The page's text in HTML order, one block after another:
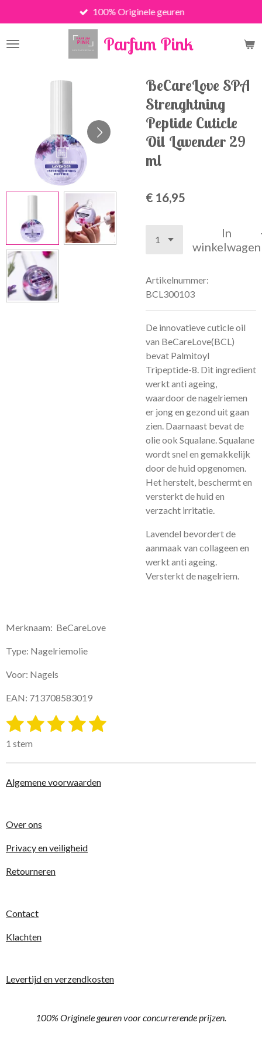
direct
naar
Parfum Pink
100% Originele geuren
BeCareLove SPA
Strenghtning
Peptide Cuticle
Oil Lavender 29
ml
€ 16,95
In
winkelwagen
Artikelnummer:
BCL300103
De innovatieve cuticle oil
van BeCareLove(BCL)
bevat Palmitoyl
Tripeptide-8. Dit ingredient
werkt anti ageing,
waardoor de nagelriemen
er jong en gezond uit gaan
zien. Daarnaast bevat de
olie ook Squalane. Squalane
wordt snel en gemakkelijk
door de huid opgenomen.
Het herstelt, beschermt en
versterkt de huid en
verzacht irritatie.
Lavendel bevordert de
aanmaak van collageen en
werkt anti ageing.
Versterkt de nagelriem.
Merknaam: BeCareLove
Type: Nagelriemolie
Voor: Nagels
EAN: 713708583019
R
a
t
i
n
g
5
s
t
r
n
1
s
t
e
2
s
t
e
e
n
3
t
e
n
4
t
e
n
5
t
e
n
S
m
1 stem
Algemene voorwaarden
Over ons
Privacy en veiligheid
Retourneren
Contact
Klachten
Levertijd en verzendkosten
100% Originele geuren voor concurrerende prijzen.